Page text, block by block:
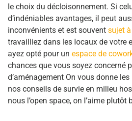
le choix du décloisonnement. Si
d’indéniables avantages, il peut
inconvénients et est souvent sujet
travailliez dans les locaux de votre
ayez opté pour un espace de
chances que vous soyez concerné
d’aménagement On vous donne
nos conseils de survie en milieu
nous l’open space, on l’aime plutôt